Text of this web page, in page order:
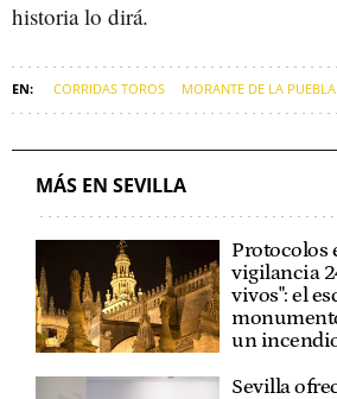
historia lo dirá.
CORRIDAS TOROS MORANTE DE LA PUEBLA
JUAN ORTEGA
MÁS EN SEVILLA
Protocolos
vigilancia
vivos": el
un
Sevilla